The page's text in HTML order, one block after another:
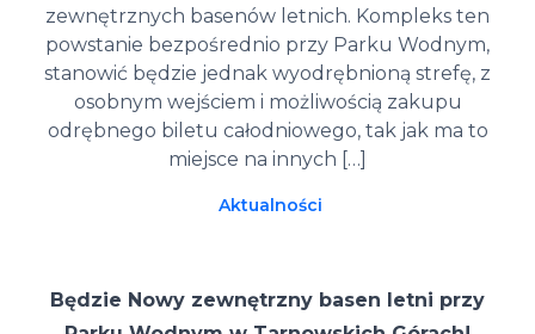
zewnętrznych basenów letnich. Kompleks ten
powstanie bezpośrednio przy Parku Wodnym,
stanowić będzie jednak wyodrębnioną strefę, z
osobnym wejściem i możliwością zakupu
odrębnego biletu całodniowego, tak jak ma to
miejsce na innych […]
Aktualności
Będzie Nowy zewnętrzny basen letni przy